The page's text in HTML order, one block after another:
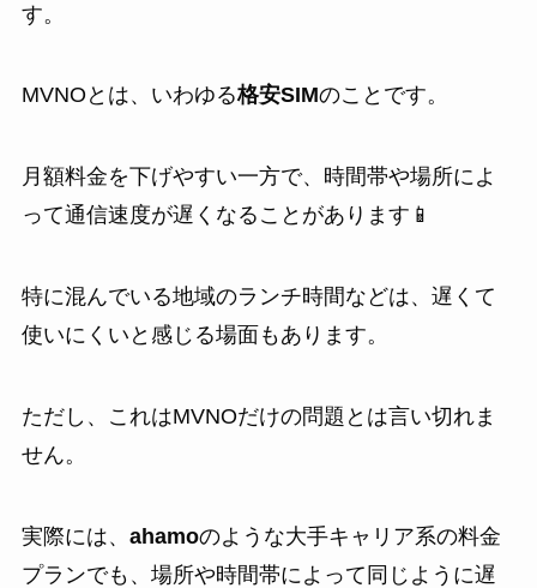
す。
MVNOとは、いわゆる格安SIMのことです。
月額料金を下げやすい一方で、時間帯や場所によ
って通信速度が遅くなることがあります📱
特に混んでいる地域のランチ時間などは、遅くて
使いにくいと感じる場面もあります。
ただし、これはMVNOだけの問題とは言い切れま
せん。
実際には、 ahamoのような大手キャリア系の料金
プランでも、場所や時間帯によって同じように遅